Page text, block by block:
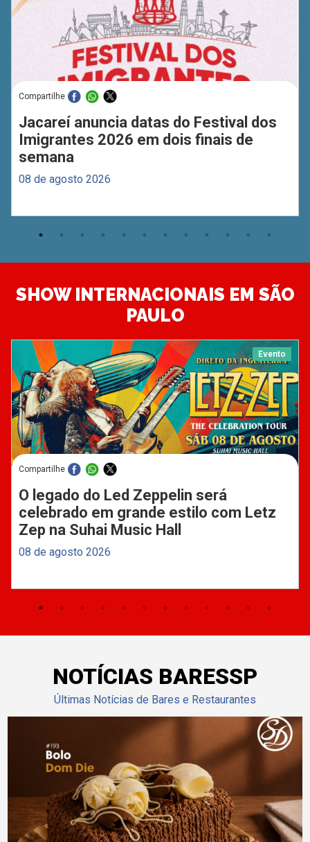
Compartilhe
Jacareí anuncia datas do Festival dos
Imigrantes 2026 em dois finais de
semana
08 de agosto 2026
SHOW INTERNACIONAIS EM SÃO
PAULO
Evento
Compartilhe
O legado do Led Zeppelin será
celebrado em grande estilo com Letz
Zep na Suhai Music Hall
08 de agosto 2026
NOTÍCIAS BARESSP
Últimas Notícias de Bares e Restaurantes